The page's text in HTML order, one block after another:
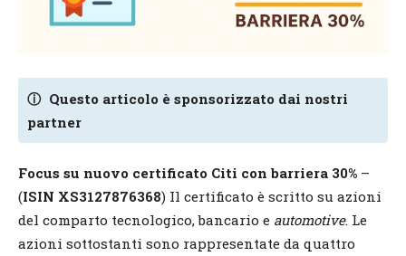
ⓘ Questo articolo è sponsorizzato dai nostri
partner
Focus su nuovo certificato Citi con barriera 30% –
(ISIN XS3127876368) Il certificato è scritto su azioni
del comparto tecnologico, bancario e automotive. Le
azioni sottostanti sono rappresentate da quattro